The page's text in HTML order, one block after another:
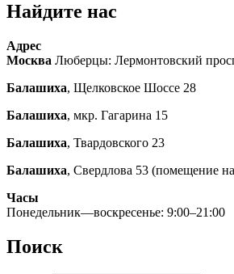
Найдите нас
Адрес
Москва Люберцы: Лермонтовский
Балашиха, Щелковское Шоссе 28
Балашиха, мкр. Гагарина 15
Балашиха, Твардовского 23
Балашиха, Свердлова 53 (помещение
Часы
Понедельник—воскресенье: 9:00–21:00
Поиск